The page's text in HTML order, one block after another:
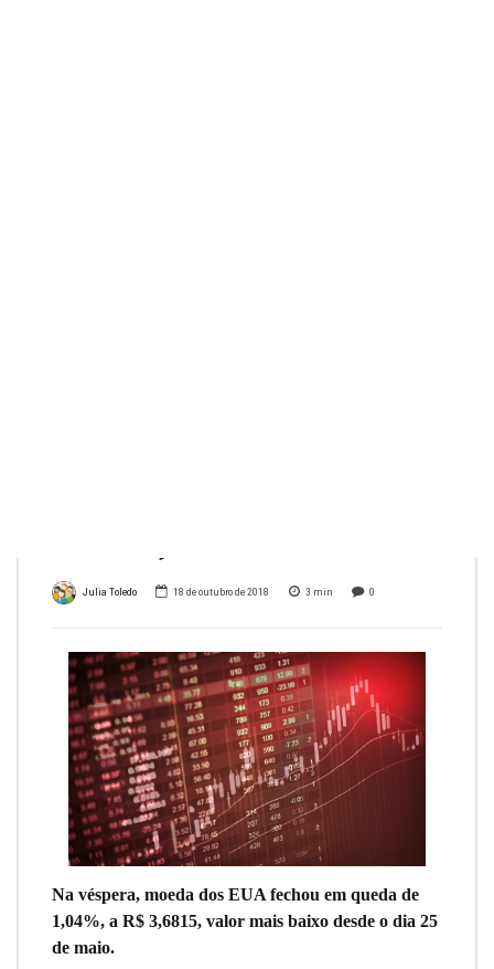
Julia Toledo 18 de outubro de 2018 3 min 0
Na véspera, moeda dos EUA fechou em queda de
1,04%, a R$ 3,6815, valor mais baixo desde o dia 25
de maio.